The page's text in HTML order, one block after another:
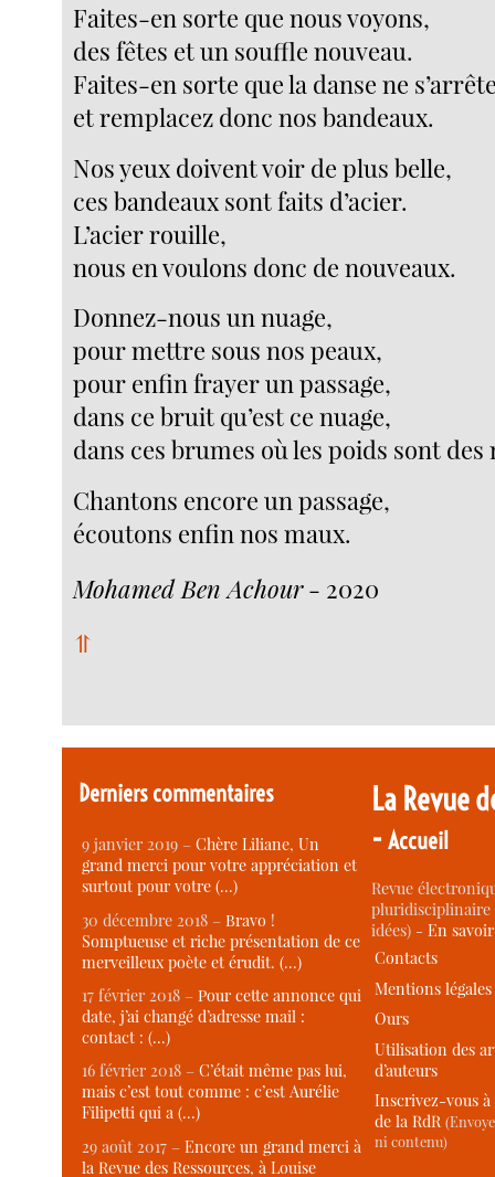
Faites-en sorte que nous voyons,
des fêtes et un souffle nouveau.
Faites-en sorte que la danse ne
et remplacez donc nos bandeaux.
Nos yeux doivent voir de plus belle,
ces bandeaux sont faits d’acier.
L’acier rouille,
nous en voulons donc de nouveaux.
Donnez-nous un nuage,
pour mettre sous nos peaux,
pour enfin frayer un passage,
dans ce bruit qu’est ce nuage,
dans ces brumes où les poids sont des
Chantons encore un passage,
écoutons enfin nos maux.
Mohamed Ben Achour- 2020
⥣
Derniers commentaires
9 janvier 2019 –Chère Liliane, Un
grand merci pour votre appréciation et
surtout pour votre (…)
30 décembre 2018 –Bravo !
Somptueuse et riche présentation de ce
merveilleux poète et érudit. (…)
17 février 2018 –Pour cette annonce qui
date, j’ai changé d’adresse mail :
contact : (…)
16 février 2018 –C’était même pas lui,
mais c’est tout comme : c’est Aurélie
Filipetti qui a (…)
29 août 2017 –Encore un grand merci à
la Revue des Ressources, à Louise
La Revue
-Accueil
Revue
idées) -En
Contacts
Mentions légales
Ours
Utilisation des
d’auteurs
Inscrivez-vous
de la RdR
ni contenu)